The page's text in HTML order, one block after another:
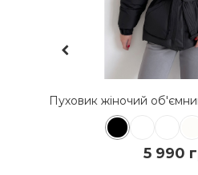
Пуховик теплий
3 950